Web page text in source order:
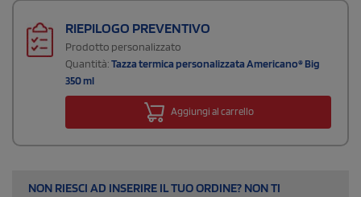
RIEPILOGO PREVENTIVO
Prodotto personalizzato
Quantità:Tazza termica personalizzata Americano® Big
350 ml
Aggiungi al carrello
NON RIESCI AD INSERIRE IL TUO ORDINE? NON TI